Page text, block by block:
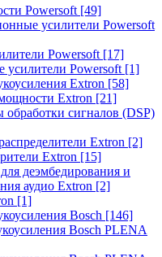
Powersoft [49]
усилители Powersoft
Powersoft [17]
усилители Powersoft [1]
Extron [58]
Extron [21]
обработки сигналов (DSP)
Extron [2]
Extron [15]
деэмбедирования и
аудио Extron [2]
[1]
Bosch [146]
Bosch PLENA